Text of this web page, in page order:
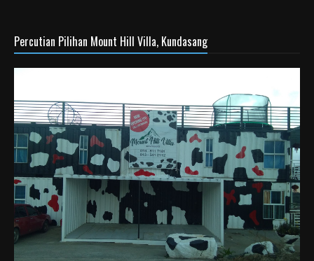
Percutian Pilihan Mount Hill Villa, Kundasang